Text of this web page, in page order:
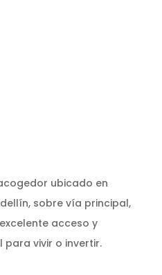
ubicado en
sobre vía principal,
acceso y
vivir o invertir.